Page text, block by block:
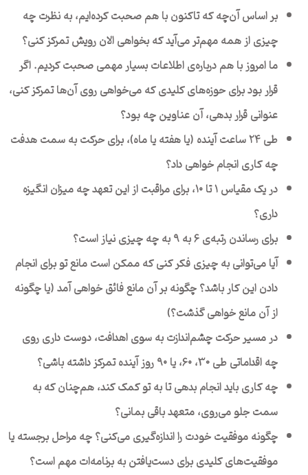
بر اساس آن‌چه که تاکنون با هم صحبت کرده‌ایم، به نظرت چه
چیزی از همه مهم‌تر می‌آید که بخواهی الان رویش تمرکز کنی؟
ما امروز با هم درباره‌ی اطلاعات بسیار مهمی صحبت کردیم. اگر
قرار بود برای حوزه‌های کلیدی که می‌خواهی روی آن‌ها تمرکز کنی،
عنوانی قرار بدهی، آن عناوین چه بود؟
طی ۲۴ ساعت آینده (یا هفته یا ماه)، برای حرکت به سمت هدفت
چه کاری انجام خواهی داد؟
در یک مقیاس ۱ تا ۱۰، برای مراقبت از این تعهد چه میزان انگیزه
داری؟
برای رساندن رتبه‌ی 6 به ۹ به چه چیزی نیاز است؟
آیا می‌توانی به چیزی فکر کنی که ممکن است مانع تو برای انجام
دادن این کار باشد؟ چگونه بر آن مانع فائق خواهی آمد (یا چگونه
از آن مانع خواهی گذشت؟)
در مسیر حرکت چشم‌اندازت به سوی اهدافت، دوست داری روی
چه اقداماتی طی 30، 6۰، یا ۹۰ روز آینده تمرکز داشته باشی؟
چه کاری باید انجام بدهی تا به تو کمک کند، هم‌چنان که به
سمت جلو می‌روی، متعهد باقی بمانی؟
چگونه موفقیت خودت را اندازه‌گیری می‌کنی؟ چه مراحل برجسته یا
موفقیت‌های کلیدی برای دست‌یافتن به برنامه‌‌ات مهم است؟